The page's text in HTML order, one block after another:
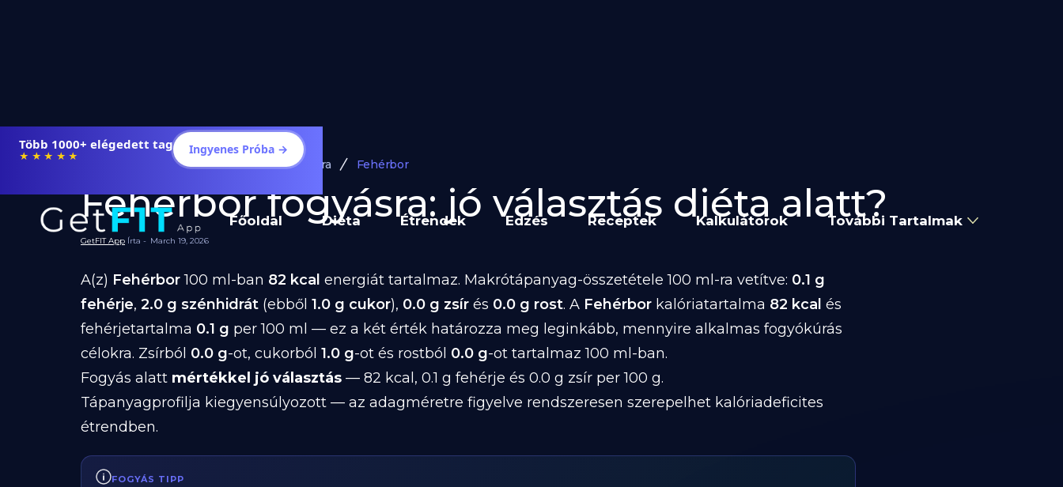
Több 1000+ elégedett tag
★★★★★ Ingyenes Próba →
Főoldal Diéta Étrendek Edzés Receptek Kalkulátorok További Tartalmak
Diéta és Étrend Ételek Fogyásra Fehérbor
Fehérbor fogyásra: jó választás diéta alatt?
GetFIT App Írta - March 19, 2026
A(z) Fehérbor100 ml-ban 82 kcal energiát tartalmaz. Makrótápanyag-összetétele 100 ml-ra vetítve: 0.1 g
fehérje, 2.0 g szénhidrát (ebből 1.0 g cukor), 0.0 g zsír és 0.0 g rost. A Fehérbor kalóriatartalma 82 kcal és
fehérjetartalma 0.1 g per 100 ml — ez a két érték határozza meg leginkább, mennyire alkalmas fogyókúrás
célokra. Zsírból 0.0 g-ot, cukorból 1.0 g-ot és rostból 0.0 g-ot tartalmaz 100 ml-ban.
Fogyás alatt mértékkel jó választás — 82 kcal, 0.1 g fehérje és 0.0 g zsír per 100 g.
Tápanyagprofilja kiegyensúlyozott — az adagméretre figyelve rendszeresen szerepelhet kalóriadeficites
étrendben.
FOGYÁS TIPP